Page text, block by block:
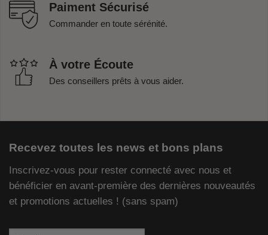
Paiment Sécurisé
Commander en toute sérénité.
À votre Écoute
Des conseillers prêts à vous aider.
Recevez toutes les news et bons plans
Inscrivez-vous pour rester connecté avec nous et
bénéficier en avant-première des dernières nouveautés
et promotions actuelles ! (sans spam)